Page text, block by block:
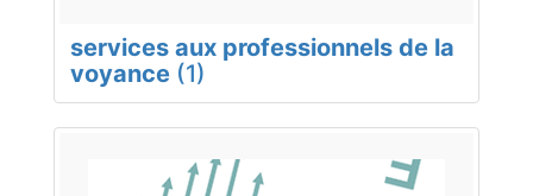
services aux professionnels de la
voyance (1)